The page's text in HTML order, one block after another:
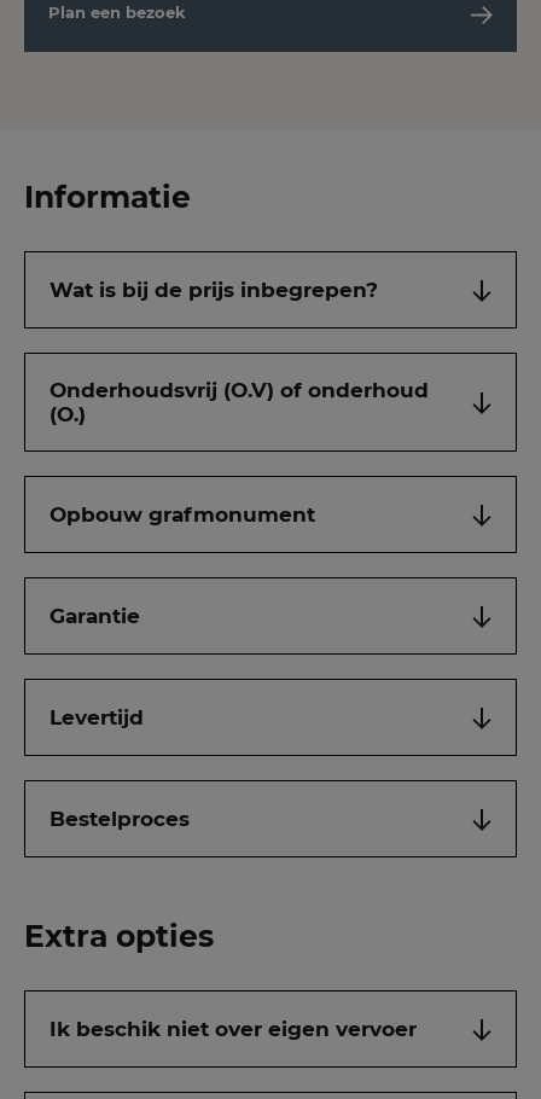
Plan een bezoek
Informatie
Wat is bij de prijs inbegrepen?
Onderhoudsvrij (O.V) of onderhoud
(O.)
Opbouw grafmonument
Garantie
Levertijd
Bestelproces
Extra opties
Ik beschik niet over eigen vervoer